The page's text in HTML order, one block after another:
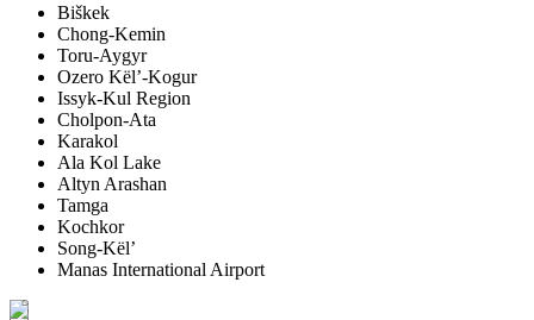
Biškek
Chong-Kemin
Toru-Aygyr
Ozero Kël’-Kogur
Issyk-Kul Region
Cholpon-Ata
Karakol
Ala Kol Lake
Altyn Arashan
Tamga
Kochkor
Song-Kël’
Manas International Airport